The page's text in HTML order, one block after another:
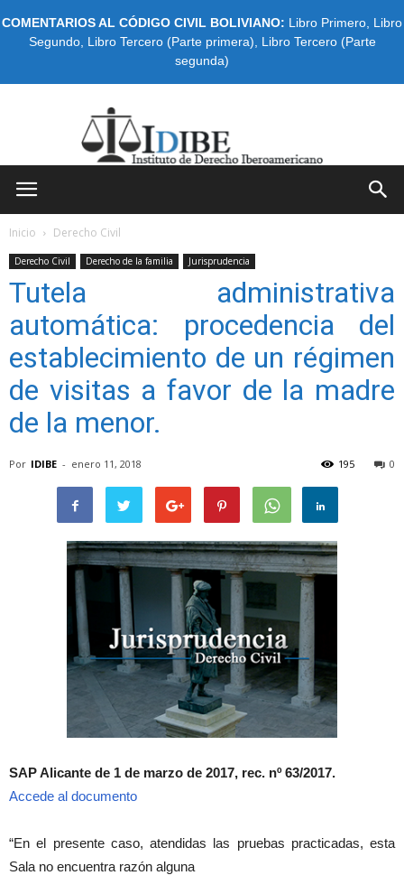
COMENTARIOS AL CÓDIGO CIVIL BOLIVIANO: Libro Primero Libro
Segundo, Libro Tercero (Parte primera)
Libro Tercero (Parte
segunda)
Inicio Derecho Civil
Derecho Civil Derecho de la familia Jurisprudencia
Tutela administrativa
automática: procedencia del
establecimiento de un régimen
de visitas a favor de la madre
de la menor.
Por IDIBE - enero 11, 2018 0
195
SAP Alicante de 1 de marzo de 2017, rec. nº 63/2017.
Accede al documento
“En el presente caso, atendidas las pruebas practicadas, esta
Sala no encuentra razón alguna